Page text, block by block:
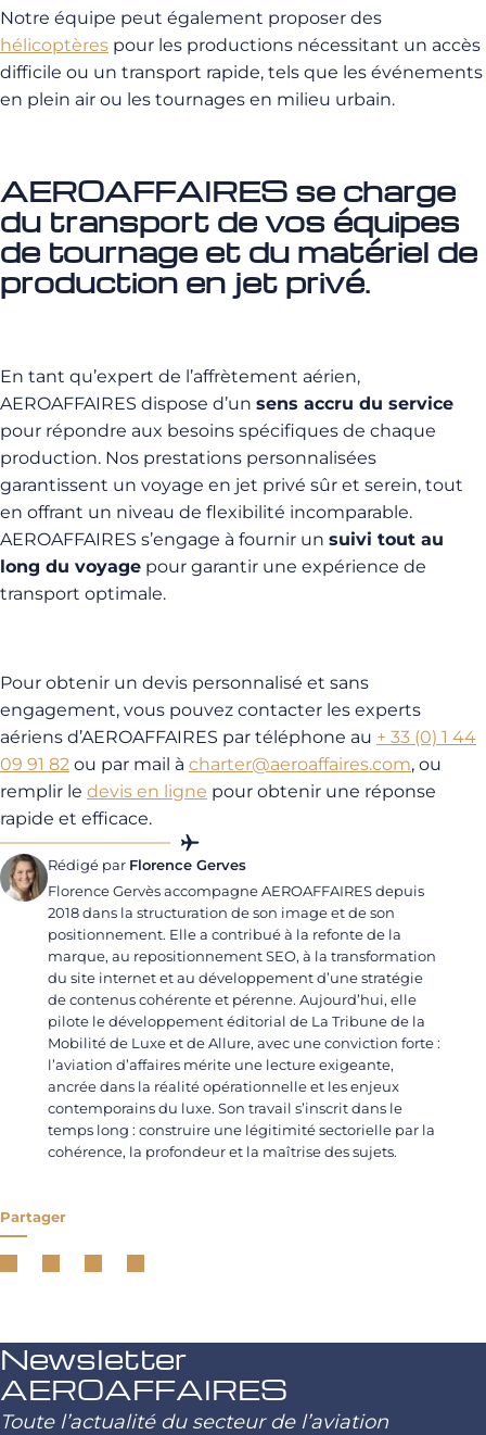
Notre équipe peut également proposer des
hélicoptères pour les productions nécessitant un accès
difficile ou un transport rapide, tels que les événements
en plein air ou les tournages en milieu urbain.
AEROAFFAIRES se charge
du transport de vos équipes
de tournage et du matériel de
production en jet privé.
En tant qu’expert de l’affrètement aérien,
AEROAFFAIRES dispose d’un sens accru du service
pour répondre aux besoins spécifiques de chaque
production. Nos prestations personnalisées
garantissent un voyage en jet privé sûr et serein, tout
en offrant un niveau de flexibilité incomparable.
AEROAFFAIRES s’engage à fournir un suivi tout au
long du voyage pour garantir une expérience de
transport optimale.
Pour obtenir un devis personnalisé et sans
engagement, vous pouvez contacter les experts
aériens d’AEROAFFAIRES par téléphone au + 33 (0) 1 44
09 91 82 ou par mail à charter@aeroaffaires.com, ou
remplir le devis en ligne pour obtenir une réponse
rapide et efficace.
Rédigé par Florence Gerves
Florence Gervès accompagne AEROAFFAIRES depuis
2018 dans la structuration de son image et de son
positionnement. Elle a contribué à la refonte de la
marque, au repositionnement SEO, à la transformation
du site internet et au développement d’une stratégie
de contenus cohérente et pérenne. Aujourd’hui, elle
pilote le développement éditorial de La Tribune de la
Mobilité de Luxe et de Allure, avec une conviction forte :
l’aviation d’affaires mérite une lecture exigeante,
ancrée dans la réalité opérationnelle et les enjeux
contemporains du luxe. Son travail s’inscrit dans le
temps long : construire une légitimité sectorielle par la
cohérence, la profondeur et la maîtrise des sujets.
Partager
Newsletter
AEROAFFAIRES
Toute l’actualité du secteur de l’aviation